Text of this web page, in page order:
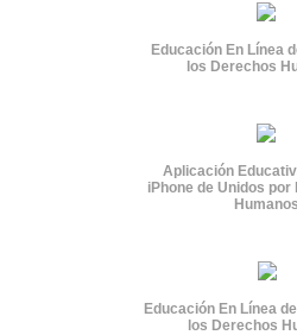
Educación En Línea
los Derechos
Aplicación
iPhone de Unidos por
Humanos
Educación En Línea
los Derechos